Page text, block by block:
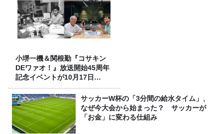
小堺一機＆関根勤『コサキン
DEワァオ！』放送開始45周年
記念イベントが10月17日
（土）に開催決定！本日より
FC先行受付スタート！サッカーW杯の「3分間の給水タイム」、
なぜ今大会から始まった？ サッカーが
「お金」に変わる仕組み